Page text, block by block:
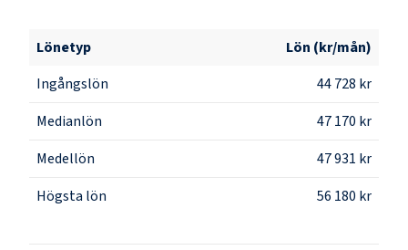
Lönetyp
Lön (kr/mån)
Ingångslön
44 728 kr
Medianlön
47 170 kr
Medellön
47 931 kr
Högsta lön
56 180 kr